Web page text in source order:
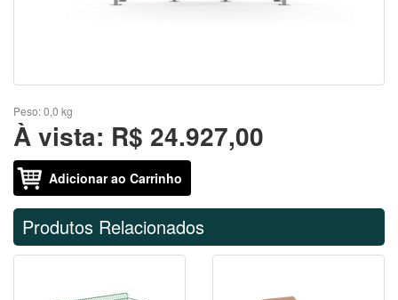
Peso:0,0 kg
À vista: R$ 24.927,00
Adicionar ao Carrinho
Produtos Relacionados